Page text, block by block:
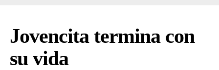
Jovencita termina con
su vida